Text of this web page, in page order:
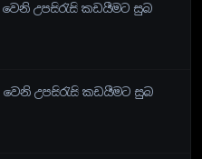
වෙනි උපසිරැසි කඩයීමට සුබ
වෙනි උපසිරැසි කඩයීමට සුබ